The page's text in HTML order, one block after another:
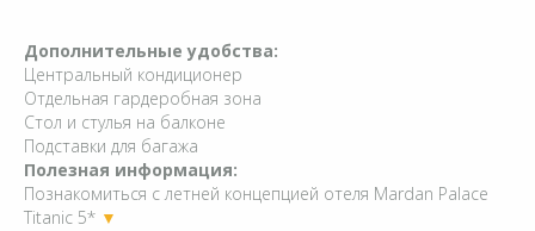
Дополнительные удобства:
Центральный кондиционер
Отдельная гардеробная зона
Стол и стулья на балконе
Подставки для багажа
Полезная информация:
Познакомиться с летней концепцией отеля Mardan Palace
Titanic 5* ▼